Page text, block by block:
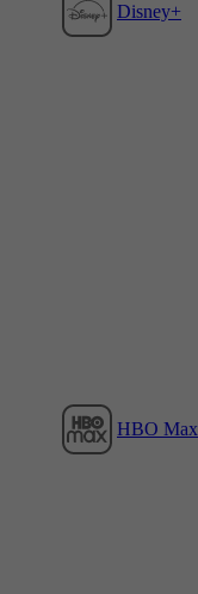
Disney+
HBO Max